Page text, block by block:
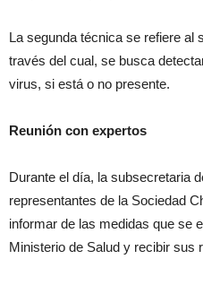
La segunda técnica se refiere al
través del cual, se busca
virus, si está o no presente.
Reunión con expertos
Durante el día, la subsecretaria
representantes de la Sociedad
informar de las medidas que se
Ministerio de Salud y recibir sus